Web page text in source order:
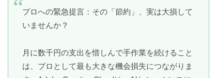
プロへの緊急提言：その「節約」、実は大損して
いませんか？
月に数千円の支出を惜しんで手作業を続けること
は、プロとして最も大きな機会損失につながりま